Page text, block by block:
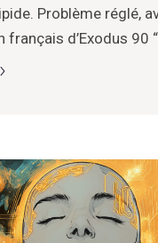
Problème réglé,
d’Exodus 90